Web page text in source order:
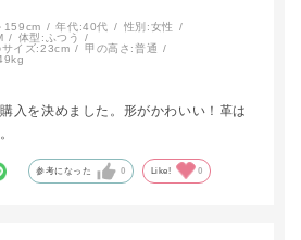
159cm 年代:40代 性別:女性
体型:ふつう
サイズ:23cm 甲の高さ:普通
入を決めました。形がかわいい！革は
参考になった 0 Like! 0